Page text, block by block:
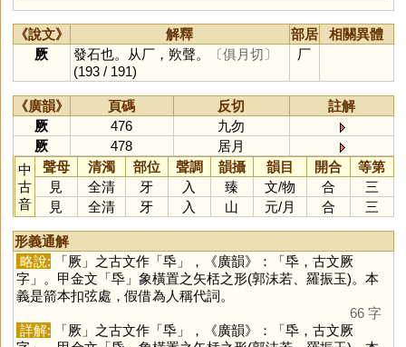
《說文》 解釋 部居
相關異體
厥
發石也。从厂，欮聲。
〔俱月切〕
(193 / 191)
厂
《廣韻》 頁碼 反切
註解
厥
476
九勿
厥
478
居月
中
古
音
聲母 清濁 部位 聲調 韻攝 韻目 開合
等第
見
全清 牙 入 臻 文/物 合
三
見
全清 牙 入 山 元/月 合 三
形義通解
略說: 「厥」之古文作「氒」，《廣韻》：「氒，古文厥
字」。甲金文「氒」象橫置之矢栝之形(郭沫若、羅振玉)。本
義是箭本扣弦處，假借為人稱代詞。
66 字
詳解: 「厥」之古文作「氒」，《廣韻》：「氒，古文厥